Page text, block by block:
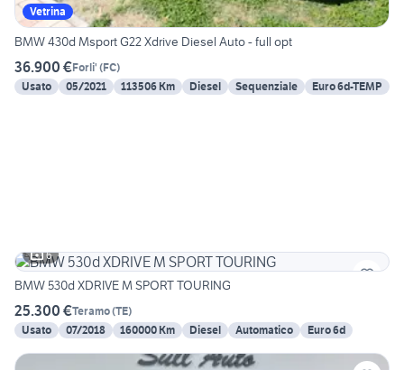
Vetrina
BMW 430d Msport G22 Xdrive Diesel Auto - full opt
36.900 €Forli' (FC)
Usato
05/2021 113506 Km Diesel Sequenziale Euro 6d-TEMP
6
BMW 530d XDRIVE M SPORT TOURING
25.300 €Teramo(TE)
Usato
07/2018 160000 Km Diesel Automatico Euro 6d